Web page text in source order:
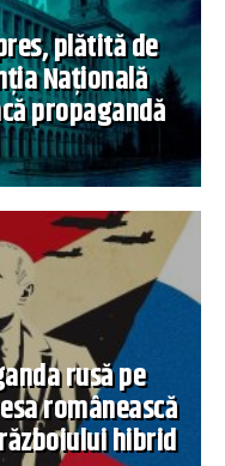
plătită de
Națională
propagandă
rusă pe
românească
hibrid